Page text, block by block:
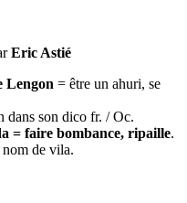
Eric Astié
Lengon = être un ahuri, se
dans son dico fr. / Oc.
= faire bombance, ripaille.
nom de vila.